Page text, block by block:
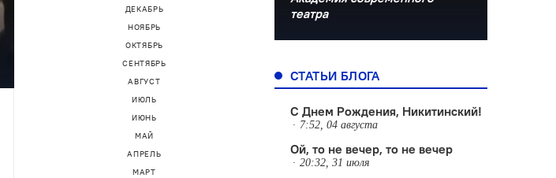
ДЕКАБРЬ
НОЯБРЬ
ОКТЯБРЬ
СЕНТЯБРЬ
АВГУСТ
ИЮЛЬ
ИЮНЬ
МАЙ
АПРЕЛЬ
МАРТ
театра
СТАТЬИ БЛОГА
С Днем Рождения, Никитинский!
7:52, 04 августа
Ой, то не вечер, то не вечер
20:32, 31 июля